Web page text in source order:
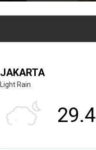
JAKARTA
Light Rain
29.4